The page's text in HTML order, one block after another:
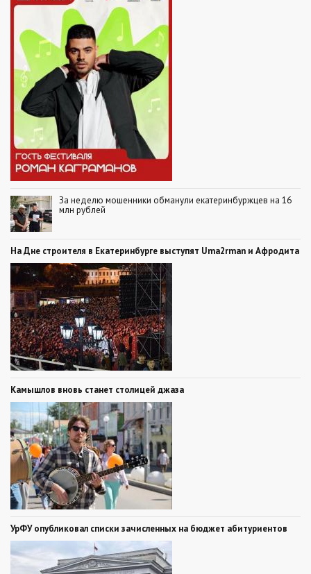
За неделю мошенники обманули екатеринбуржцев на 16
млн рублей
На Дне строителя в Екатеринбурге выступят Uma2rman и Афродита
Камышлов вновь станет столицей джаза
УрФУ опубликовал списки зачисленных на бюджет абитуриентов